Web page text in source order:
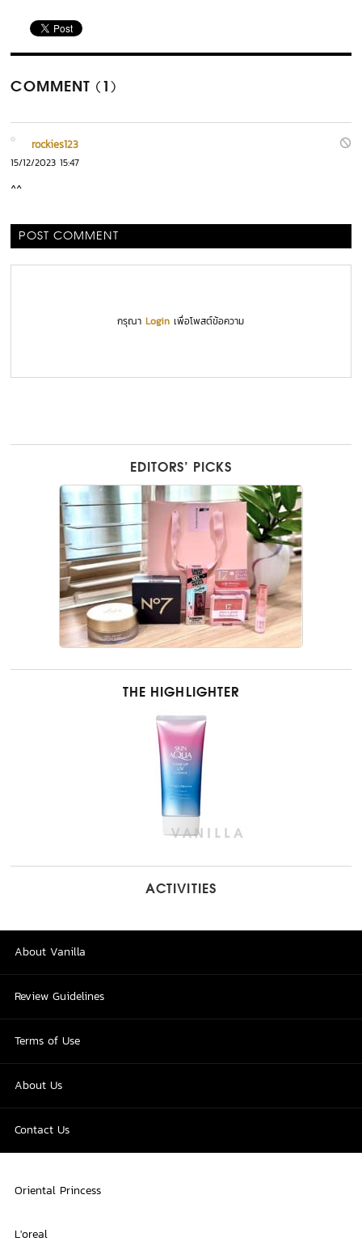
COMMENT (1)
rockies123
15/12/2023 15:47
^^
POST COMMENT
กรุณาLogin เพื่อโพสต์ข้อความ
EDITORS’ PICKS
THE HIGHLIGHTER
ACTIVITIES
About Vanilla
Review Guidelines
Terms of Use
About Us
Contact Us
Oriental Princess
L'oreal